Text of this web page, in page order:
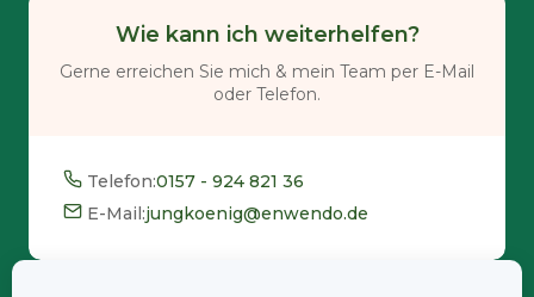
Wie kann ich weiterhelfen?
Gerne erreichen Sie mich & mein Team per E-Mail
oder Telefon.
Telefon:0157 - 924 821 36
E-Mail:jungkoenig@enwendo.de